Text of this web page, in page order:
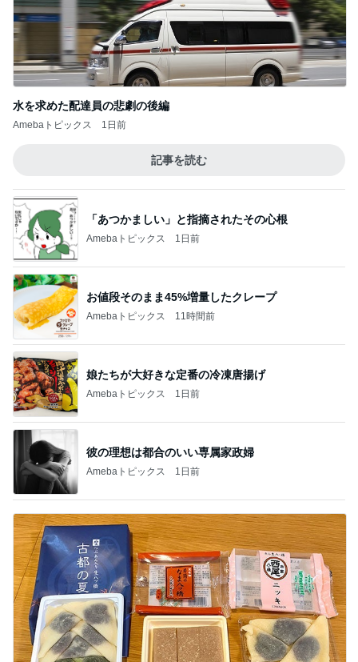
水を求めた配達員の悲劇の後編
Amebaトピックス 1日前
記事を読む
「あつかましい」と指摘されたその心根
Amebaトピックス 1日前
お値段そのまま45%増量したクレープ
Amebaトピックス 11時間前
娘たちが大好きな定番の冷凍唐揚げ
Amebaトピックス 1日前
彼の理想は都合のいい専属家政婦
Amebaトピックス 1日前